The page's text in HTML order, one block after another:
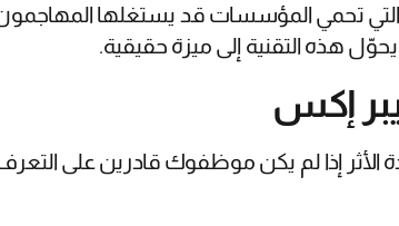
تحمي المؤسسات قد يستغلها المهاجمون.
هذه التقنية إلى ميزة حقيقية.
إكس
الأثر إذا لم يكن موظفوك قادرين على